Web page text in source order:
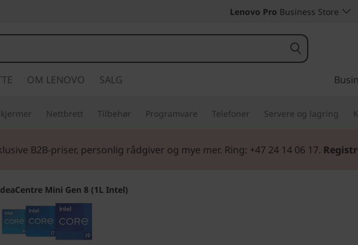
Lenovo Pro Business Store
OM LENOVO SALG
Nettbrett Tilbehør Programvare Telefoner Servere og lagring
| Handle tidlig og gjør deg klar for skolestart med nytt utstyr.Kjøp nå.
Mini Gen 8 (1L Intel)